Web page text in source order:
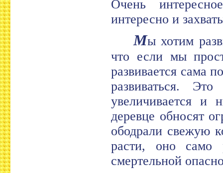
Очень
интересно и
Мы хотим
что если мы
развивается сама
развиваться.
увеличивается и
деревце обносят
ободрали свежую
расти, оно само
смертельной